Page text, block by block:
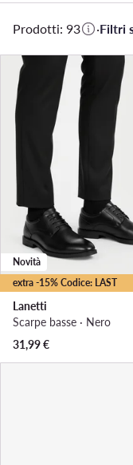
Prodotti: 93 ·Filtri
extra -15% Codice: LAST
Novità
Lanetti
Scarpe basse · Nero
31,99€